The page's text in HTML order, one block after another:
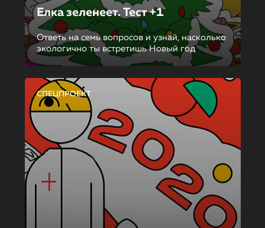
Елка зеленеет. Тест +1
Ответь на семь вопросов и узнай, насколько
экологично ты встретишь Новый год
СПЕЦПРОЕКТ